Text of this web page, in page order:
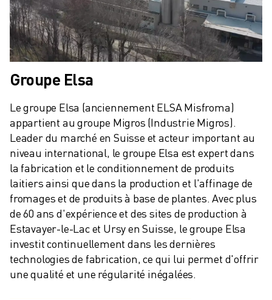
LOCALISATION DES SITES
IMPRESSION
Groupe Elsa
Le groupe Elsa (anciennement ELSA Misfroma)
appartient au groupe Migros (Industrie Migros).
Leader du marché en Suisse et acteur important au
niveau international, le groupe Elsa est expert dans
la fabrication et le conditionnement de produits
laitiers ainsi que dans la production et l'affinage de
fromages et de produits à base de plantes. Avec plus
de 60 ans d'expérience et des sites de production à
Estavayer-le-Lac et Ursy en Suisse, le groupe Elsa
investit continuellement dans les dernières
technologies de fabrication, ce qui lui permet d'offrir
une qualité et une régularité inégalées.